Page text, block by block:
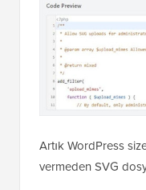
Artık WordPress
vermeden SVG